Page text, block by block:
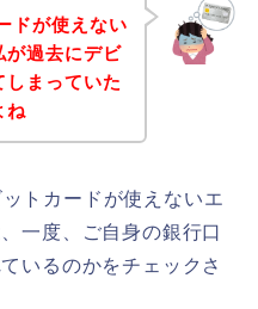
ドが使えない
が過去にデビ
しまっていた
ね
トカードが使えないエ
一度、ご自身の銀行口
いるのかをチェックさ